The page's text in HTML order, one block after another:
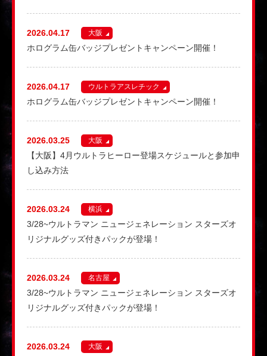
2026.04.17
ホログラム缶バッジプレゼントキャンペーン開催！
大阪
2026.04.17
ホログラム缶バッジプレゼントキャンペーン開催！
ウルトラアスレチック
2026.03.25
【大阪】4月ウルトラヒーロー登場スケジュールと参加申
し込み方法
大阪
2026.03.24
3/28~ウルトラマン ニュージェネレーション スターズオ
リジナルグッズ付きパックが登場！
横浜
2026.03.24
3/28~ウルトラマン ニュージェネレーション スターズオ
リジナルグッズ付きパックが登場！
名古屋
2026.03.24
大阪